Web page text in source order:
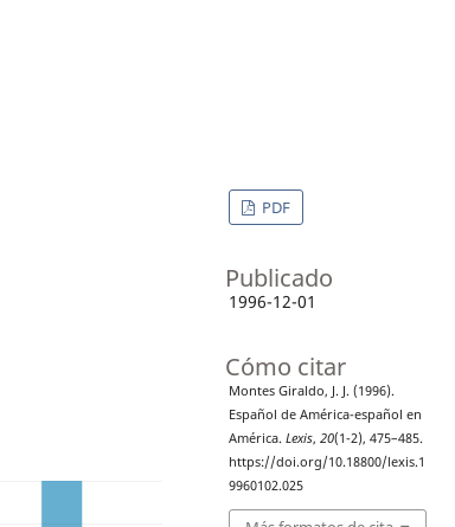
PDF
Publicado
1996-12-01
Cómo citar
Montes Giraldo, J. J. (1996).
Español de América-español en
América. Lexis, 20(1-2), 475–485.
https://doi.org/10.18800/lexis.1
9960102.025